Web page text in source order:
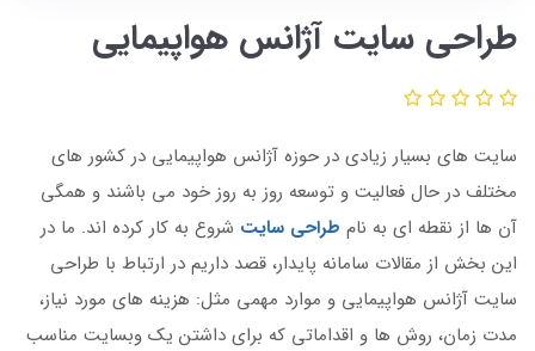
طراحی سایت آژانس هواپیمایی
سایت های بسیار زیادی در حوزه آژانس هواپیمایی در کشور های
مختلف در حال فعالیت و توسعه روز به روز خود می باشند و همگی
آن ها از نقطه ای به نام طراحی سایت شروع به کار کرده اند. ما در
این بخش از مقالات سامانه پایدار، قصد داریم در ارتباط با طراحی
سایت آژانس هواپیمایی و موارد مهمی مثل: هزینه های مورد نیاز،
مدت زمان، روش ها و اقداماتی که برای داشتن یک وبسایت مناسب